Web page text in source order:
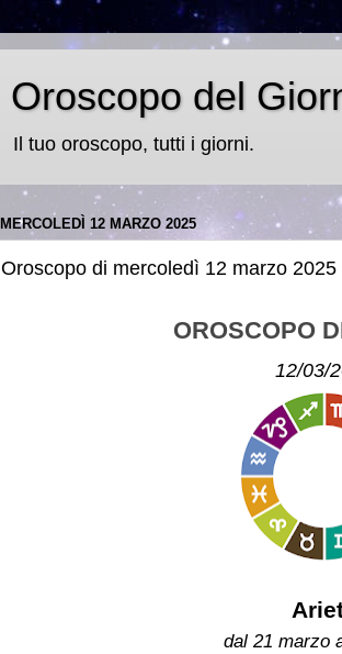
Oroscopo del
Il tuo oroscopo, tutti i giorni.
MERCOLEDÌ 12 MARZO 2025
Oroscopo di mercoledì 12 marzo 2025
OROSCOPO
12/03/
dal 21 marzo